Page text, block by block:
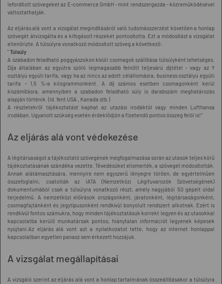
lefordított szövegeket az E-commerce GmbH - mint rendszergazda - közreműködésével
változtathatják.
Az eljárás alá vont a vizsgálat megindításáról való tudomásszerzést követően a honlap
szövegét átvizsgálta és a kifogásolt részeket pontosította. Ezt a módosítást a vizsgálat
ellenőrizte. A túlsúlyra vonatkozó módosított szöveg a következő:
"Túlsúly
A szabadon feladható poggyászokon kívüli csomagok szállítása túlsúlyként lehetséges.
Díja általában az egyútra szóló legmagasabb felnőtt teljesárú díjtétel - vagy az Y
osztályú egyúti tarifa, vagy ha az nincs az adott célállomásra, business osztályú egyúti
tarifa - 1,5 %-a kilogrammonként. A díj számos esetben csomagonként kerül
kiszámításra, amennyiben a szabadon feladható súly is darabszám meghatározás
alapján történik. (ld. fent USA , Kanada stb.)
A részletekről tájékoztatást kaphat az utazási irodáktól vagy minden Lufthansa
irodában. Ugyanott szükség esetén érdeklődjön a fizetendő pontos összeg felöl is!"
Az eljárás alá vont védekezése
A légitársaságot a tájékoztató szövegének megfogalmazása során az utasok teljes körű
tájékoztatásának szándéka vezette. Tévedésüket elismerték, a szöveget módosították.
Annak alátámasztására, mennyire nem egyszerű lényegre törően, de egyértelműen
összefoglalni, csatolták az IATA (Nemzetközi Légifuvarozók Szövetségének)
dokumentumából csak a túlsúlyra vonatkozó részt, amely nagyjából 50 gépelt oldal
terjedelmű. A nemzetközi előírások országonként, járatonként, légitársaságonként,
csomagfajtánként és jegytípusonként rendkívül bonyolult rendszert alkotnak. Ezért is
rendkívül fontos számukra, hogy minden tájékoztatásuk korrekt legyen és az utasokkal
kapcsolatba kerülő munkatársak pontos, hiánytalan információt legyenek képesek
nyújtani.Az eljárás alá vont azt a nyilatkozatot tette, hogy az internet honlappal
kapcsolatban egyetlen panasz sem érkezett hozzájuk.
A vizsgálat megállapításai
A vizsgáló szerint az eljárás alá vont a honlap tartalmának összeállításakor a túlsúlyra